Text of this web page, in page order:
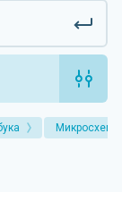
Микросхемы